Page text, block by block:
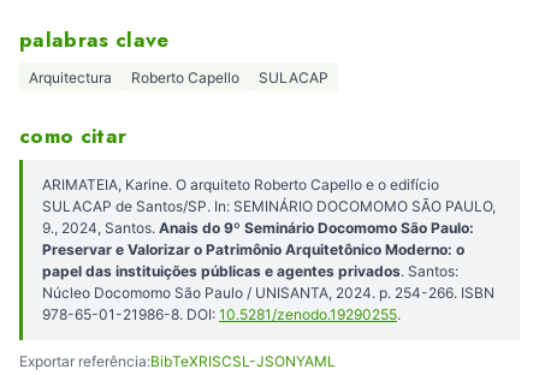
palabras clave
Arquitectura Roberto Capello SULACAP
como citar
ARIMATEIA, Karine. O arquiteto Roberto Capello e o edifício
SULACAP de Santos/SP. In: SEMINÁRIO DOCOMOMO SÃO PAULO,
9., 2024, Santos. Anais do 9º Seminário Docomomo São Paulo:
Preservar e Valorizar o Patrimônio Arquitetônico Moderno: o
papel das instituições públicas e agentes privados. Santos:
Núcleo Docomomo São Paulo / UNISANTA, 2024. p. 254-266. ISBN
978-65-01-21986-8. DOI: 10.5281/zenodo.19290255.
Exportar referência:BibTeXRISCSL-JSONYAML